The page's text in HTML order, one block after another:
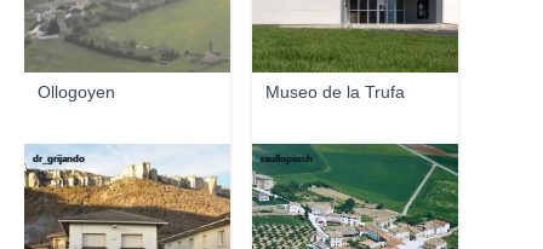
Ollogoyen Museo de la Trufa
dr_grijando raullopezch